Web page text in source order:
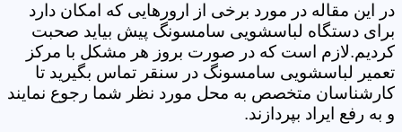
در این مقاله در مورد برخی از ارورهایی که امکان دارد
برای دستگاه لباسشویی سامسونگ پیش بیاید صحبت
کردیم.لازم است که در صورت بروز هر مشکل با مرکز
تعمیر لباسشویی سامسونگ در سنقر تماس بگیرید تا
کارشناسان متخصص به محل مورد نظر شما رجوع نمایند
و به رفع ایراد بپردازند.